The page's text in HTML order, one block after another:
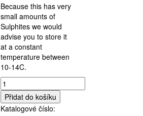
Because this has very
small amounts of
Sulphites we would
advise you to store it
at a constant
temperature between
10-14C.
Domaine
Guy
Breton,
P’tit
Přidat do košíku
Katalogové číslo: